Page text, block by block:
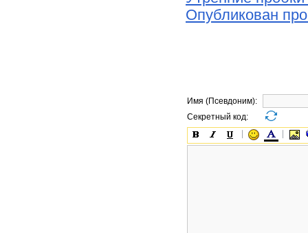
Опубликован
Имя (Псевдоним):
Секретный код: